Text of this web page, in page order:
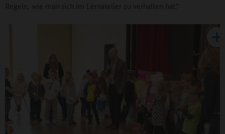
Regeln, wie man sich im Lernatelier zu verhalten hat.“